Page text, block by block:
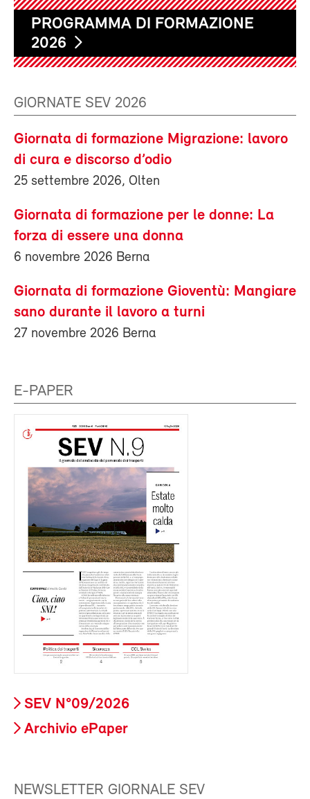
PROGRAMMA DI FORMAZIONE
2026
GIORNATE SEV 2026
Giornata di formazione Migrazione: lavoro
di cura e discorso d’odio
25 settembre 2026, Olten
Giornata di formazione per le donne: La
forza di essere una donna
6 novembre 2026 Berna
Giornata di formazione Gioventù: Mangiare
sano durante il lavoro a turni
27 novembre 2026 Berna
E-PAPER
SEV N°09/2026
Archivio ePaper
NEWSLETTER GIORNALE SEV